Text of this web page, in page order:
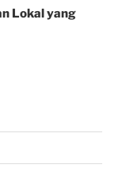
Lokal yang